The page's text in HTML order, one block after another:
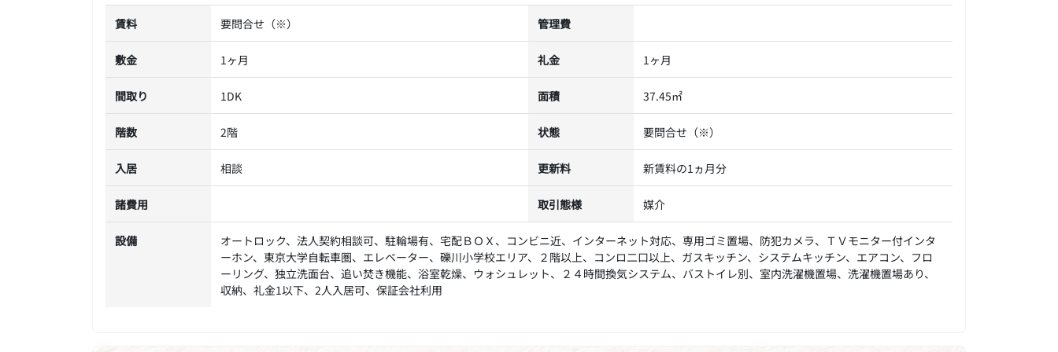
賃料 要問合せ（※） 管理費
敷金 1ヶ月 礼金 1ヶ月
間取り 1DK 面積 37.45㎡
階数 2階 状態 要問合せ（※）
入居 相談 更新料 新賃料の1ヵ月分
諸費用 取引態様 媒介
設備
オートロック、法人契約相談可、駐輪場有、宅配ＢＯＸ、コンビニ近、インターネット対応、専用ゴミ置場、防犯カメラ、ＴＶモニター付インタ
ーホン、東京大学自転車圏、エレベーター、礫川小学校エリア、２階以上、コンロ二口以上、ガスキッチン、システムキッチン、エアコン、フロ
ーリング、独立洗面台、追い焚き機能、浴室乾燥、ウォシュレット、２４時間換気システム、バストイレ別、室内洗濯機置場、洗濯機置場あり、
収納、礼金1以下、2人入居可、保証会社利用